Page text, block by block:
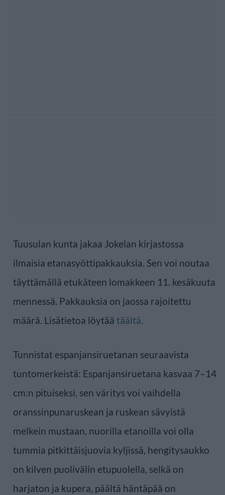
Tuusulan kunta jakaa Jokelan kirjastossa
ilmaisia etanasyöttipakkauksia. Sen voi noutaa
täyttämällä etukäteen lomakkeen 11. kesäkuuta
mennessä. Pakkauksia on jaossa rajoitettu
määrä. Lisätietoa löytää täältä.
Tunnistat espanjansiruetanan seuraavista
tuntomerkeistä: Espanjansiruetana kasvaa 7–14
cm:n pituiseksi, sen väritys voi vaihdella
oranssinpunaruskean ja ruskean sävyistä
melkein mustaan, nuorilla etanoilla voi olla
tummia pitkittäisjuovia kyljissä, hengitysaukko
on kilven puolivälin etupuolella, selkä on
harjaton ja kupera, päältä häntäpää on